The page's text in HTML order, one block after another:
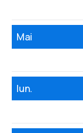
Mai
Iun.